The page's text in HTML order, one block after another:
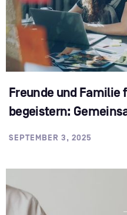
Freunde und Familie
begeistern:
SEPTEMBER 3, 2025